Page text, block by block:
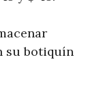
su botiquín